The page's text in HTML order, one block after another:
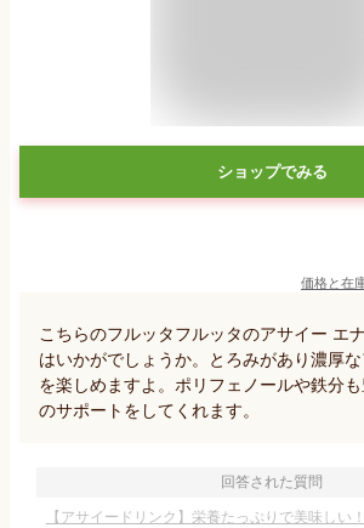
ショップでみる
価格と在
こちらのフルッタフルッタのアサイー エ
はいかがでしょうか。とろみがあり濃厚
を楽しめますよ。ポリフェノールや鉄分
のサポートをしてくれます。
回答された質問
【アサイードリンク】栄養たっぷりで美味しい